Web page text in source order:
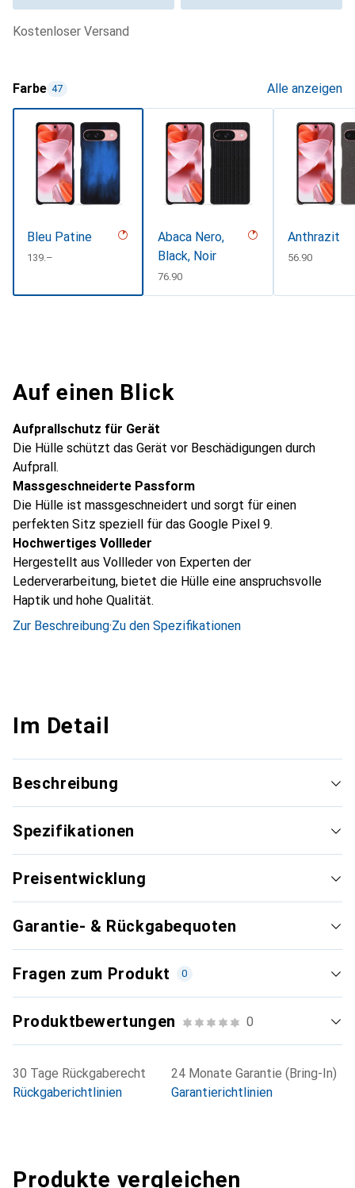
kostenloser Versand
Farbe 47 Alle anzeigen
Bleu Patine
CHF
139.–
Abaca Nero,
Black, Noir
CHF
76.90
Anthrazit
CHF
56.90
Auf einen Blick
Aufprallschutz für Gerät
Die Hülle schützt das Gerät vor Beschädigungen durch
Aufprall.
Massgeschneiderte Passform
Die Hülle ist massgeschneidert und sorgt für einen
perfekten Sitz speziell für das Google Pixel 9.
Hochwertiges Vollleder
Hergestellt aus Vollleder von Experten der
Lederverarbeitung, bietet die Hülle eine anspruchsvolle
Haptik und hohe Qualität.
Zur Beschreibung·Zu den Spezifikationen
Im Detail
Beschreibung
Spezifikationen
Preisentwicklung
Garantie- & Rückgabequoten
Fragen zum Produkt 0
Produktbewertungen 0
30 Tage Rückgaberecht
Rückgaberichtlinien
24 Monate Garantie (Bring-In)
Garantierichtlinien
Produkte vergleichen